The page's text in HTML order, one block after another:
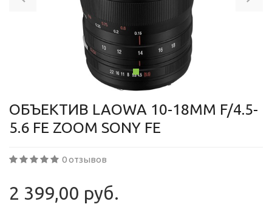
ОБЪЕКТИВ LAOWA 10-18MM F/4.5-
5.6 FE ZOOM SONY FE
0 отзывов
2 399,00 руб.